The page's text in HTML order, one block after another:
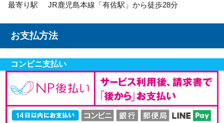
最寄り駅 JR鹿児島本線「有佐駅」から徒歩28分
お支払方法
コンビニ支払い